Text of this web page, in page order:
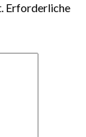
Erforderliche